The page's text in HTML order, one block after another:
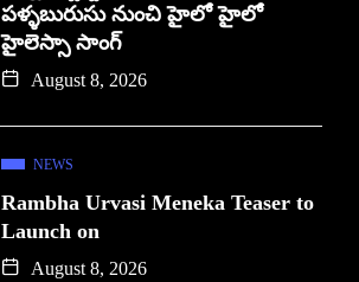
పళ్ళబురుసు నుంచి హైలో హైలో
హైలెస్సా సాంగ్
August 8, 2026
NEWS
Rambha Urvasi Meneka Teaser to
Launch on
August 8, 2026